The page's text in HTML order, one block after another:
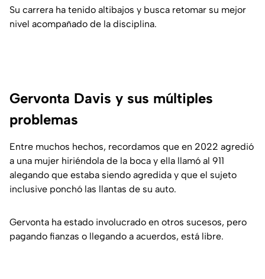
Su carrera ha tenido altibajos y busca retomar su mejor
nivel acompañado de la disciplina.
Gervonta Davis y sus múltiples
problemas
Entre muchos hechos, recordamos que en 2022 agredió
a una mujer hiriéndola de la boca y ella llamó al 911
alegando que estaba siendo agredida y que el sujeto
inclusive ponchó las llantas de su auto.
Gervonta ha estado involucrado en otros sucesos, pero
pagando fianzas o llegando a acuerdos, está libre.